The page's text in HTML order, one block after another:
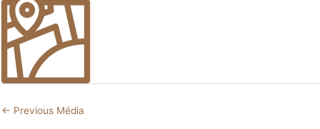
← Previous Média